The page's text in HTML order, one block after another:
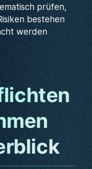
prüfen,
bestehen
werden